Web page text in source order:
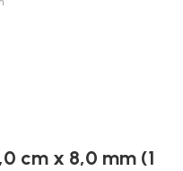
cm x 8,0 mm (1